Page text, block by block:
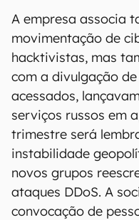
A empresa associa
movimentação de
hacktivistas, mas
com a divulgação
acessados,
serviços russos em
trimestre será
instabilidade
novos grupos
ataques DDoS. A
convocação de